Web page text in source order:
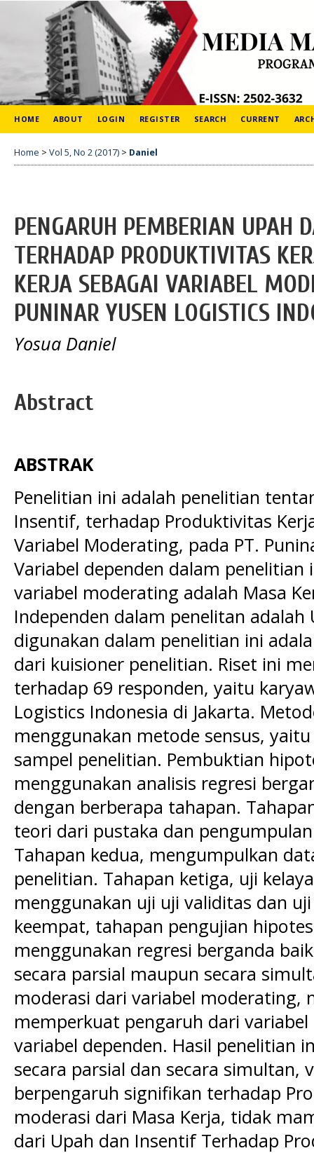
HOME ABOUT LOGIN REGISTER SEARCH CURRENT
Home > Vol 5, No 2 (2017) > Daniel
PENGARUH PEMBERIAN UPAH
TERHADAP PRODUKTIVITAS
KERJA SEBAGAI VARIABEL
PUNINAR YUSEN LOGISTICS
Yosua Daniel
Abstract
ABSTRAK
Penelitian ini adalah penelitian
Insentif, terhadap Produktivitas
Variabel Moderating, pada PT.
Variabel dependen dalam
variabel moderating adalah Masa
Independen dalam penelitan
digunakan dalam penelitian ini
dari kuisioner penelitian. Riset ini
terhadap 69 responden, yaitu
Logistics Indonesia di Jakarta.
menggunakan metode sensus,
sampel penelitian. Pembuktian
menggunakan analisis regresi
dengan berberapa tahapan.
teori dari pustaka dan
Tahapan kedua, mengumpulkan
penelitian. Tahapan ketiga, uji
menggunakan uji uji validitas dan
keempat, tahapan pengujian
menggunakan regresi berganda
secara parsial maupun secara
moderasi dari variabel moderating,
memperkuat pengaruh dari
variabel dependen. Hasil penelitian
secara parsial dan secara simultan,
berpengaruh signifikan terhadap
moderasi dari Masa Kerja, tidak
dari Upah dan Insentif Terhadap